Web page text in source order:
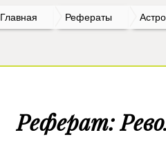
Главная Рефераты
Реферат: